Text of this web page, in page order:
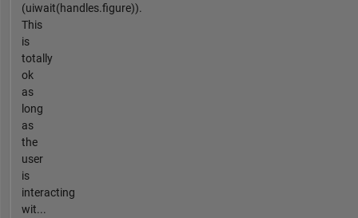
(uiwait(handles.figure)).
This
is
totally
ok
as
long
as
the
user
is
interacting
wit...